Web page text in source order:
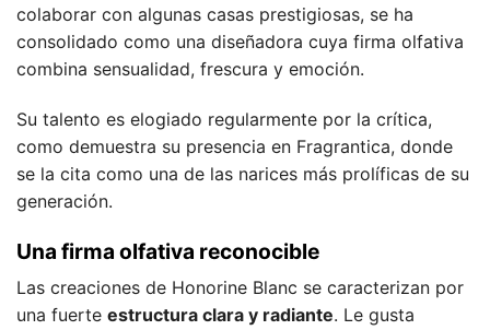
colaborar con algunas casas prestigiosas, se ha
consolidado como una diseñadora cuya firma olfativa
combina sensualidad, frescura y emoción.
Su talento es elogiado regularmente por la crítica,
como demuestra su presencia en Fragrantica, donde
se la cita como una de las narices más prolíficas de su
generación.
Una firma olfativa reconocible
Las creaciones de Honorine Blanc se caracterizan por
una fuerte estructura clara y radiante. Le gusta